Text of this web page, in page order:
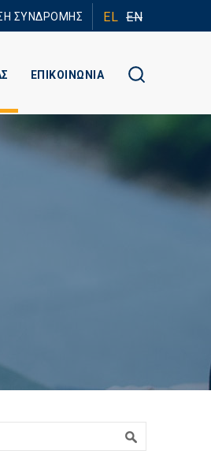
ΣΥΝΔΡΟΜΗΣ EL EN
ΕΠΙΚΟΙΝΩΝΙΑ